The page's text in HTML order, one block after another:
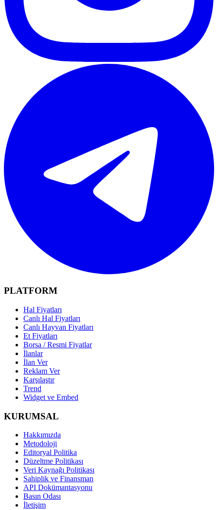
PLATFORM
Hal Fiyatları
Canlı Hal Fiyatları
Canlı Hayvan Fiyatları
Et Fiyatları
Borsa / Resmi Fiyatlar
İlanlar
İlan Ver
Reklam Ver
Karşılaştır
Trend
Widget ve Embed
KURUMSAL
Hakkımızda
Metodoloji
Editoryal Politika
Düzeltme Politikası
Veri Kaynağı Politikası
Sahiplik ve Finansman
API Dokümantasyonu
Basın Odası
İletişim